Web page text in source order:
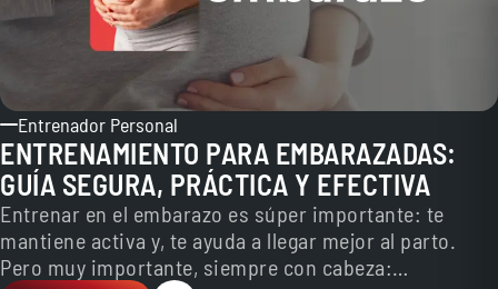
Entrenador Personal
ENTRENAMIENTO PARA EMBARAZADAS:
GUÍA SEGURA, PRÁCTICA Y EFECTIVA
Entrenar en el embarazo es súper importante: te
mantiene activa y, te ayuda a llegar mejor al parto.
Pero muy importante, siempre con cabeza:…